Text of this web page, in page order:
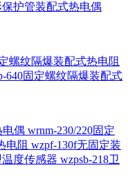
护管装配式热电偶
螺纹隔爆装配式热电阻
640固定螺纹隔爆装配式
电偶 wrnm-230/220固定
电阻 wzpf-130f无固定装
温度传感器 wzpsb-218卫